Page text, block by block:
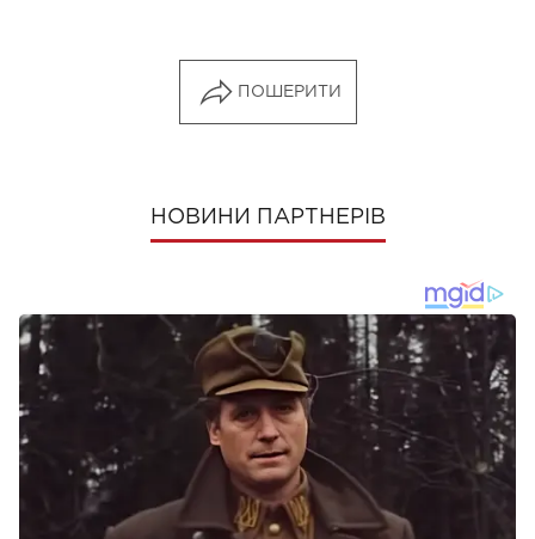
ПОШЕРИТИ
НОВИНИ ПАРТНЕРІВ